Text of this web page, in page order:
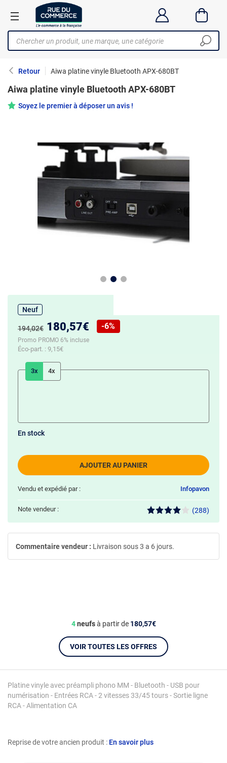
Retour Aiwa platine vinyle Bluetooth APX-680BT
Reprise de votre ancien produit : En savoir plus
Aiwa platine vinyle Bluetooth APX-680BT
Soyez le premier à déposer un avis !
Platine vinyle avec préampli phono MM - Bluetooth - USB pour
numérisation - Entrées RCA - 2 vitesses 33/45 tours - Sortie ligne
RCA - Alimentation CA
Neuf
Ancien prix :
194,02€ Nouveau prix :
180,57€
Réduction de :
-6%
Promo PROMO 6% incluse
Éco-part. : 9,15€
3x 4x
AJOUTER AU PANIER
En stock
Vendu et expédié par : Infopavon
Note vendeur : (288)
4neufsà partir de 180,57€
VOIR TOUTES LES OFFRES
Commentaire vendeur : Livraison sous 3 a 6 jours.